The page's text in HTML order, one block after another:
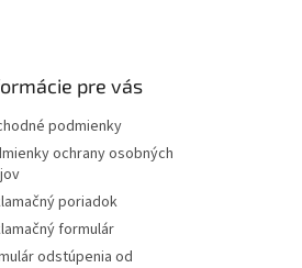
pre vás
podmienky
ochrany osobných
poriadok
formulár
odstúpenia od